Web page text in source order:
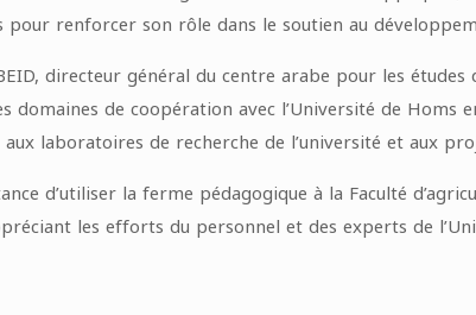
renforcer son rôle dans le soutien au
directeur général du centre arabe pour les
domaines de coopération avec l’Université de
laboratoires de recherche de l’université et aux
d’utiliser la ferme pédagogique à la Faculté
les efforts du personnel et des experts de